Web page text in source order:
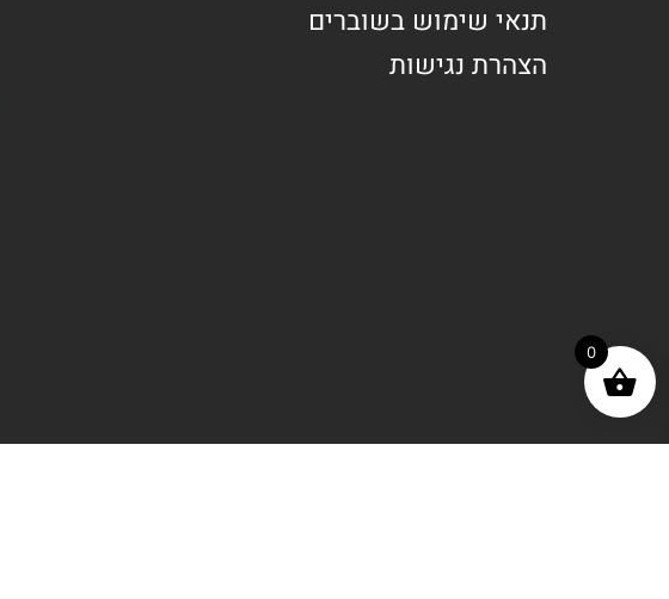
תנאי שימוש בשוברים
הצהרת נגישות
0